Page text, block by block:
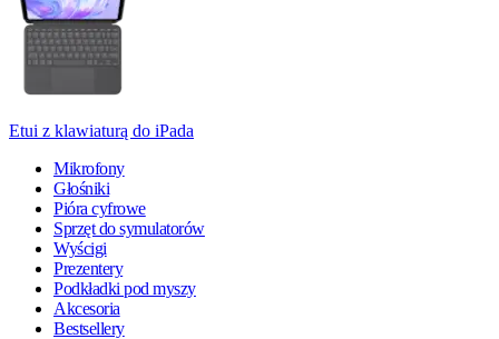
Etui z klawiaturą do iPada
Mikrofony
Głośniki
Pióra cyfrowe
Sprzęt do symulatorów
Wyścigi
Prezentery
Podkładki pod myszy
Akcesoria
Bestsellery